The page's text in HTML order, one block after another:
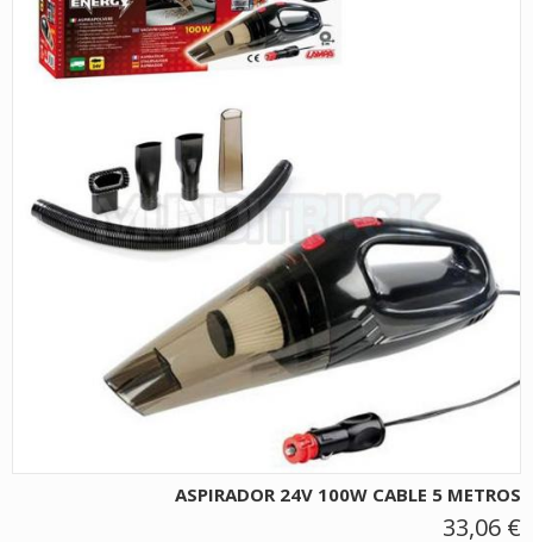
ASPIRADOR 24V 100W CABLE 5 METROS
33,06 €